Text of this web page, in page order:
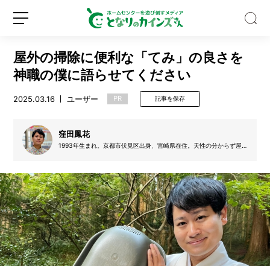
り！
そ
う
め
ん
型
ヘ
ア
ロ
グ
イ
ン
屋外の掃除に便利な「てみ」の良さを
神職の僕に語らせてください
2025.03.16 ユーザー PR 記事を保存
窪田鳳花
1993年生まれ。京都市伏見区出身、宮崎県在住。天性の分からず屋